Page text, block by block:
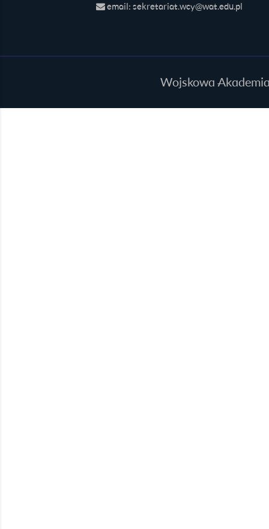
email: sekretariat.wcy@wat.edu.pl
Wojskowa